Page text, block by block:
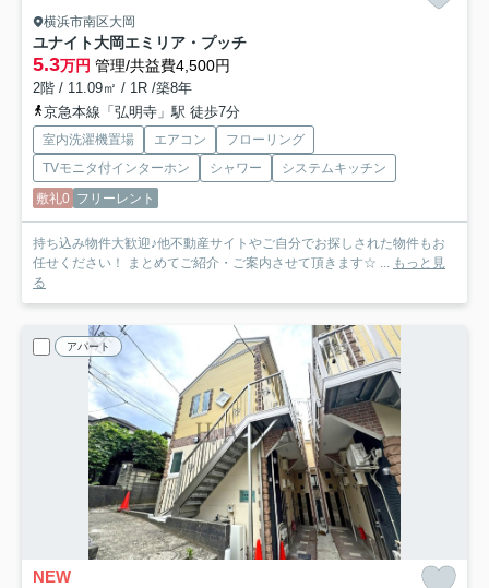
横浜市南区大岡
ユナイト大岡エミリア・プッチ
5.3万円 管理/共益費4,500円
2階 / 11.09㎡ / 1R /築8年
京急本線「弘明寺」駅 徒歩7分
室内洗濯機置場 エアコン
フローリング
TVモニタ付インターホン
シャワー
システムキッチン
敷礼0 フリーレント
持ち込み物件大歓迎♪他不動産サイトやご自分でお探しされた物件もお
任せください！ まとめてご紹介・ご案内させて頂きます☆ ... もっと見
る
アパート
NEW